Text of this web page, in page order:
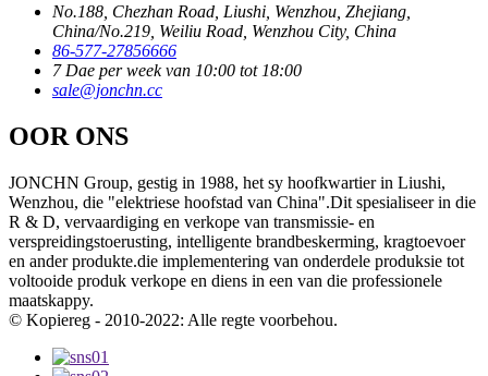
No.188, Chezhan Road, Liushi, Wenzhou, Zhejiang,
China/No.219, Weiliu Road, Wenzhou City, China
86-577-27856666
7 Dae per week van 10:00 tot 18:00
sale@jonchn.cc
OOR ONS
JONCHN Group, gestig in 1988, het sy hoofkwartier in Liushi,
Wenzhou, die "elektriese hoofstad van China".Dit spesialiseer in die
R & D, vervaardiging en verkope van transmissie- en
verspreidingstoerusting, intelligente brandbeskerming, kragtoevoer
en ander produkte.die implementering van onderdele produksie tot
voltooide produk verkope en diens in een van die professionele
maatskappy.
© Kopiereg - 2010-2022: Alle regte voorbehou.